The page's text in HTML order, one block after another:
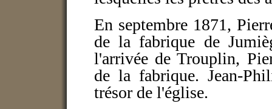
En septembre 1871,
de la fabrique de
l'arrivée de Trouplin,
de la fabrique. Jean-
trésor de l'église.